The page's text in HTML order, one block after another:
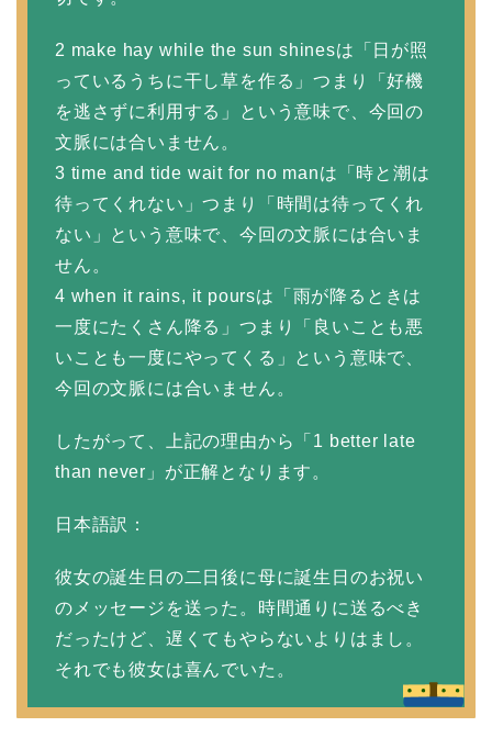
2 make hay while the sun shinesは「日が照
っているうちに干し草を作る」つまり「好機
を逃さずに利用する」という意味で、今回の
文脈には合いません。
3 time and tide wait for no manは「時と潮は
待ってくれない」つまり「時間は待ってくれ
ない」という意味で、今回の文脈には合いま
せん。
4 when it rains, it poursは「雨が降るときは
一度にたくさん降る」つまり「良いことも悪
いことも一度にやってくる」という意味で、
今回の文脈には合いません。
したがって、上記の理由から「1 better late
than never」が正解となります。
日本語訳：
彼女の誕生日の二日後に母に誕生日のお祝い
のメッセージを送った。時間通りに送るべき
だったけど、遅くてもやらないよりはまし。
それでも彼女は喜んでいた。